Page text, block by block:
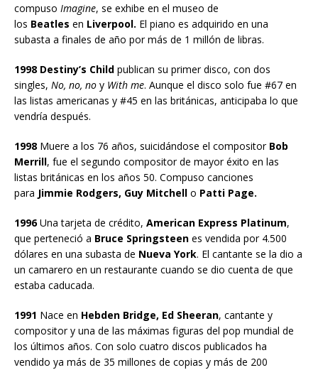
compuso Imagine, se exhibe en el museo de
los Beatles en Liverpool. El piano es adquirido en una
subasta a finales de año por más de 1 millón de libras.
1998 Destiny’s Child publican su primer disco, con dos
singles, No, no, no y With me. Aunque el disco solo fue #67 en
las listas americanas y #45 en las británicas, anticipaba lo que
vendría después.
1998 Muere a los 76 años, suicidándose el compositor Bob
Merrill, fue el segundo compositor de mayor éxito en las
listas británicas en los años 50. Compuso canciones
para Jimmie Rodgers, Guy Mitchell o Patti Page.
1996Una tarjeta de crédito, American Express Platinum,
que perteneció a Bruce Springsteen es vendida por 4.500
dólares en una subasta de Nueva York. El cantante se la dio a
un camarero en un restaurante cuando se dio cuenta de que
estaba caducada.
1991 Nace en Hebden Bridge, Ed Sheeran, cantante y
compositor y una de las máximas figuras del pop mundial de
los últimos años. Con solo cuatro discos publicados ha
vendido ya más de 35 millones de copias y más de 200